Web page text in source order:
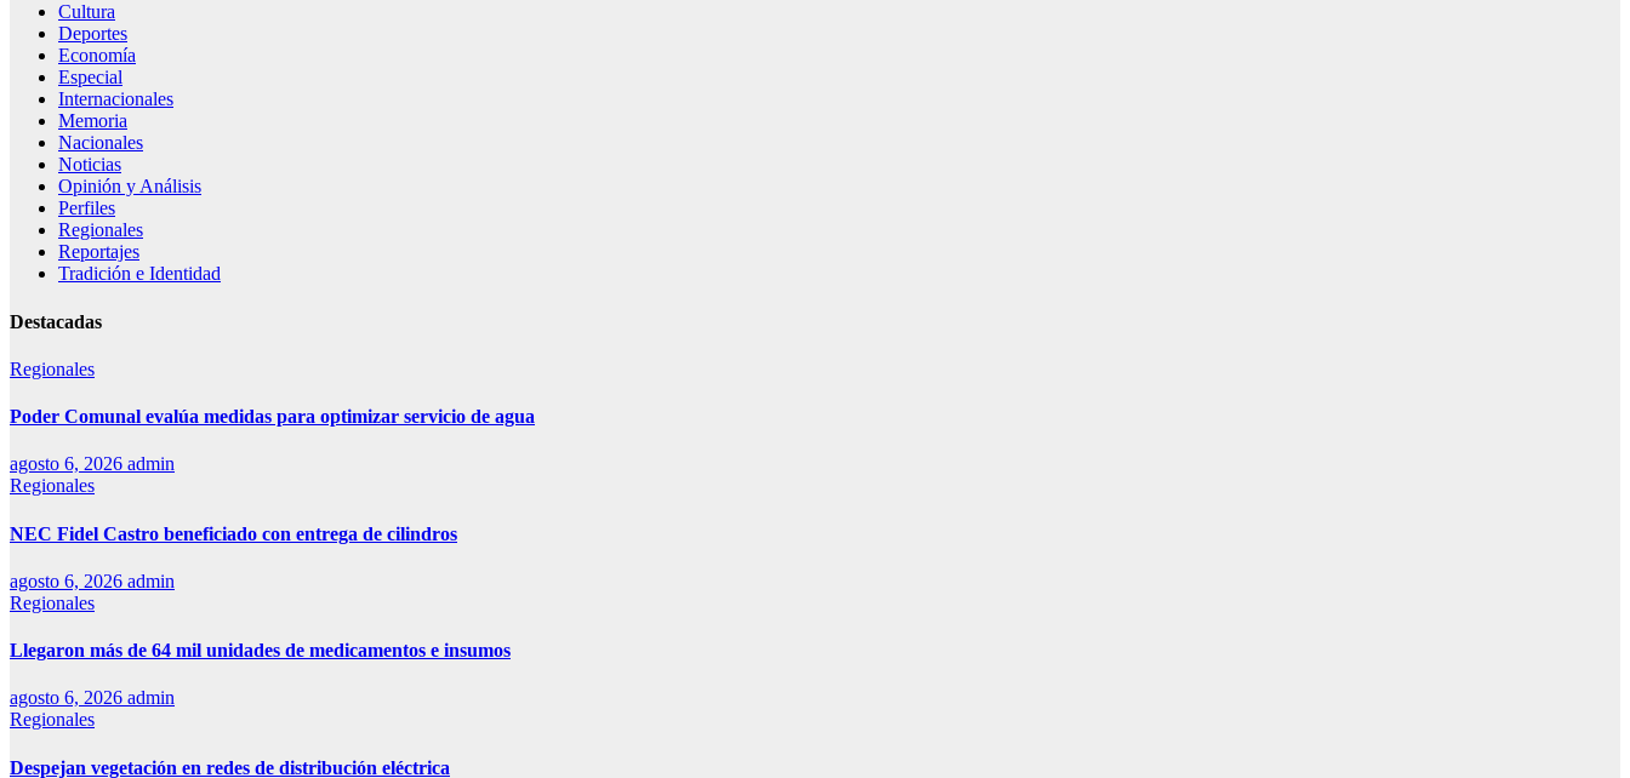
Cultura
Deportes
Economía
Especial
Internacionales
Memoria
Nacionales
Noticias
Opinión y Análisis
Perfiles
Regionales
Reportajes
Tradición e Identidad
Destacadas
Regionales
Poder Comunal evalúa medidas para optimizar servicio de agua
agosto 6, 2026 admin
Regionales
NEC Fidel Castro beneficiado con entrega de cilindros
agosto 6, 2026 admin
Regionales
Llegaron más de 64 mil unidades de medicamentos e insumos
agosto 6, 2026 admin
Regionales
Despejan vegetación en redes de distribución eléctrica